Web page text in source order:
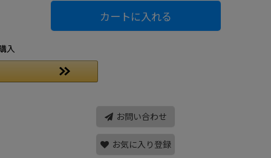
カートに入れる
入
お問い合わせ
お気に入り登録